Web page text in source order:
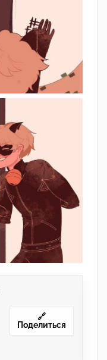
🔗
Поделиться